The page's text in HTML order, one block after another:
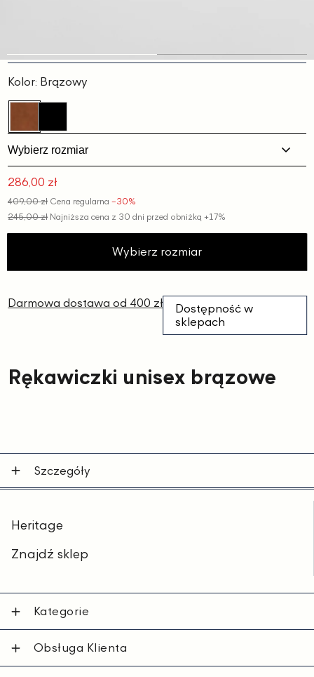
Slajd
Slajd
Rękawiczki unisex brązowe
Kolor: Brązowy
Wybierz rozmiar
Cena
promocyjna
286,00 zł
409,00 zł Cena regularna −30%
245,00 złNajniższa cena z 30 dni przed obniżką+17%
Wybierz rozmiar
Darmowa dostawa od 400 zł
Dostępność w
sklepach
Szczegóły
Heritage
Znajdź sklep
Kategorie
Obsługa Klienta